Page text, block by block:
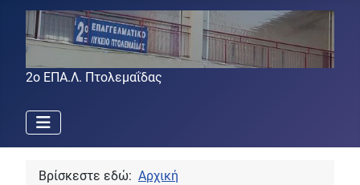
2ο ΕΠΑ.Λ. Πτολεμαΐδας
Βρίσκεστε εδώ: Αρχική